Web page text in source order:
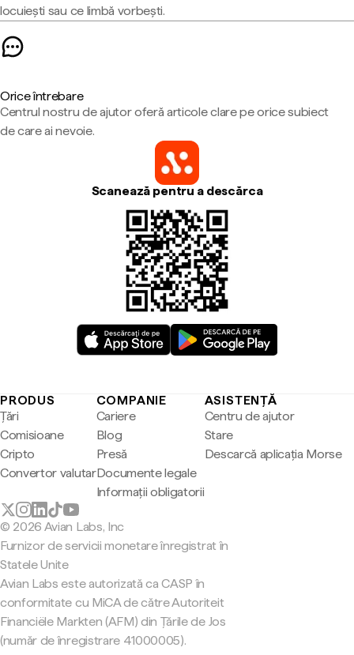
locuiești sau ce limbă vorbești.
Orice întrebare
Centrul nostru de ajutor oferă articole clare pe orice subiect
de care ai nevoie.
Scanează pentru a descărca
PRODUS
Țări
Comisioane
Cripto
Convertor valutar
COMPANIE
Cariere
Blog
Presă
Documente legale
Informații obligatorii
ASISTENȚĂ
Centru de ajutor
Stare
Descarcă aplicația Morse
© 2026 Avian Labs, Inc
Furnizor de servicii monetare înregistrat în
Statele Unite
Avian Labs este autorizată ca CASP în
conformitate cu MiCA de către Autoriteit
Financiële Markten (AFM) din Țările de Jos
(număr de înregistrare 41000005).